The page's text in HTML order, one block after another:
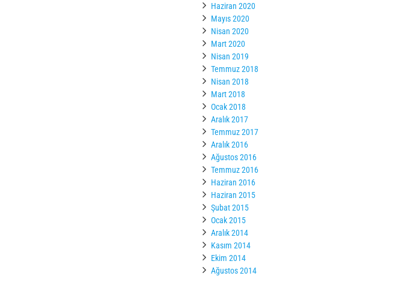
Haziran 2020
Mayıs 2020
Nisan 2020
Mart 2020
Nisan 2019
Temmuz 2018
Nisan 2018
Mart 2018
Ocak 2018
Aralık 2017
Temmuz 2017
Aralık 2016
Ağustos 2016
Temmuz 2016
Haziran 2016
Haziran 2015
Şubat 2015
Ocak 2015
Aralık 2014
Kasım 2014
Ekim 2014
Ağustos 2014